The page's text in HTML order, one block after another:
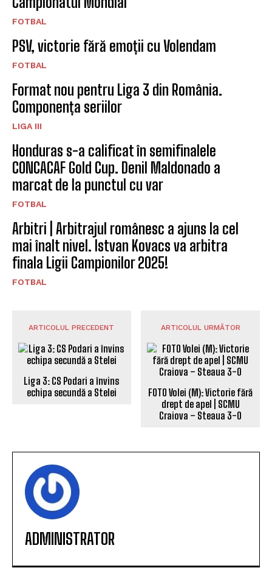
FOTBAL
PSV, victorie fără emoții cu Volendam
FOTBAL
Format nou pentru Liga 3 din România.
Componența seriilor
LIGA III
Honduras s-a calificat în semifinalele
CONCACAF Gold Cup. Denil Maldonado a
marcat de la punctul cu var
FOTBAL
Arbitri | Arbitrajul românesc a ajuns la cel
mai înalt nivel. Istvan Kovacs va arbitra
finala Ligii Campionilor 2025!
FOTBAL
ARTICOLUL PRECEDENT
Liga 3: CS Podari a învins
echipa secundă a Stelei
ARTICOLUL URMĂTOR
FOTO Volei (M): Victorie fără
drept de apel | SCMU
Craiova – Steaua 3-0
ADMINISTRATOR